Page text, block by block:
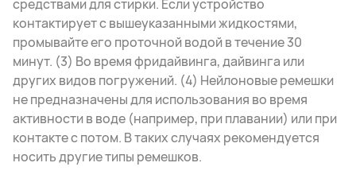
средствами для стирки. Если устройство
контактирует с вышеуказанными жидкостями,
промывайте его проточной водой в течение 30
минут. (3) Во время фридайвинга, дайвинга или
других видов погружений. (4) Нейлоновые ремешки
не предназначены для использования во время
активности в воде (например, при плавании) или при
контакте с потом. В таких случаях рекомендуется
носить другие типы ремешков.